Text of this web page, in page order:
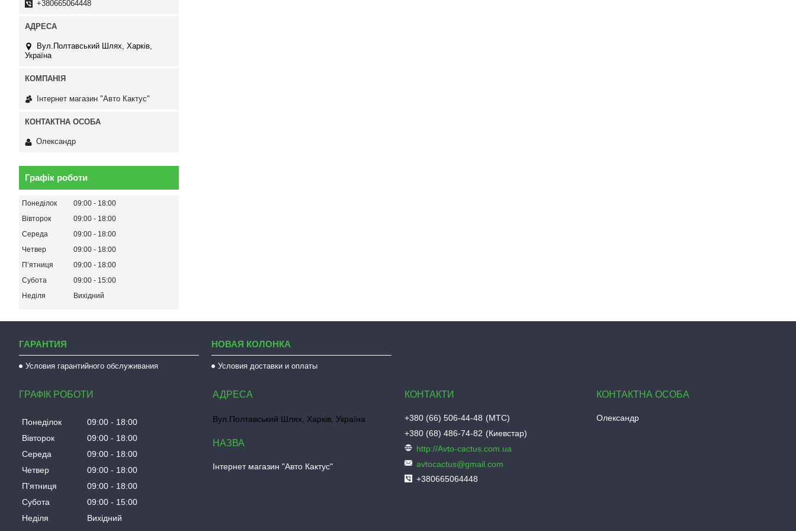
+380665064448
Вул.Полтавський Шлях, Харків,
Україна
Інтернет магазин "Авто Кактус"
Олександр
Графік роботи
Понеділок 09:00
18:00
Вівторок
09:00
18:00
Середа
09:00
18:00
Четвер
09:00
18:00
Пʼятниця
09:00
18:00
Субота
09:00
15:00
Неділя
Вихідний
ГАРАНТИЯ
Условия гарантийного обслуживания
НОВАЯ КОЛОНКА
Условия доставки и оплаты
ГРАФІК РОБОТИ
Понеділок 09:00
18:00
Вівторок
09:00
18:00
Середа
09:00
18:00
Четвер
09:00
18:00
Пʼятниця
09:00
18:00
Субота
09:00
15:00
Неділя
Вихідний
Вул.Полтавський Шлях, Харків, Україна
Інтернет магазин "Авто Кактус"
+380 (66) 506-44-48
МТС
+380 (68) 486-74-82
Киевстар
http://Avto-cactus.com.ua
avtocactus@gmail.com
+380665064448
Олександр